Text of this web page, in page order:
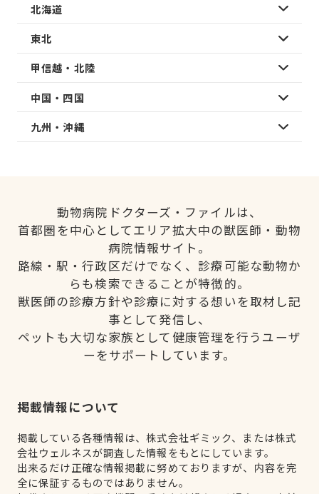
北海道
東北
甲信越・北陸
中国・四国
九州・沖縄
動物病院ドクターズ・ファイルは、
首都圏を中心としてエリア拡大中の獣医師・動物
病院情報サイト。
路線・駅・行政区だけでなく、診療可能な動物か
らも検索できることが特徴的。
獣医師の診療方針や診療に対する想いを取材し記
事として発信し、
ペットも大切な家族として健康管理を行うユーザ
ーをサポートしています。
掲載情報について
掲載している各種情報は、株式会社ギミック、または株式
会社ウェルネスが調査した情報をもとにしています。
出来るだけ正確な情報掲載に努めておりますが、内容を完
全に保証するものではありません。